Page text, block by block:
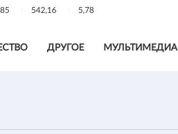
542,16 5,78
ДРУГОЕ МУЛЬТИМЕДИА